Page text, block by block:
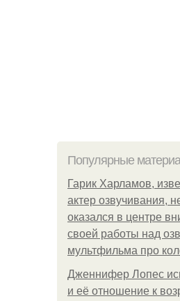
Популярные
Гарик Харламов,
актер озвучивания,
оказался в центре
своей работы над
мультфильма про
Дженнифер Лопес
и её отношение к